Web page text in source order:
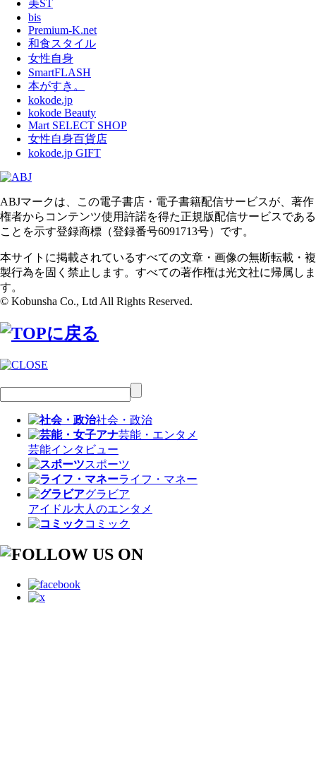
美ST
bis
Premium-K.net
和食スタイル
女性自身
SmartFLASH
本がすき。
kokode.jp
kokode Beauty
Mart SELECT SHOP
女性自身百貨店
kokode.jp GIFT
ABJマークは、この電子書店・電子書籍配信サービスが、著作
権者からコンテンツ使用許諾を得た正規版配信サービスである
ことを示す登録商標（登録番号6091713号）です。
本サイトに掲載されているすべての文章・画像の無断転載・複
製行為を固く禁止します。すべての著作権は光文社に帰属しま
す。
© Kobunsha Co., Ltd All Rights Reserved.
社会・政治
芸能・エンタメ
芸能インタビュー
スポーツ
ライフ・マネー
グラビア
アイドル大人のエンタメ
コミック